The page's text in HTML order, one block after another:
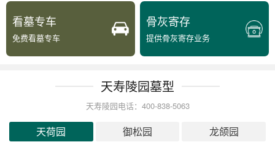
看墓专车
免费看墓专车
骨灰寄存
提供骨灰寄存业务
天寿陵园墓型
天寿陵园电话：400-838-5063
天荷园 御松园 龙颌园